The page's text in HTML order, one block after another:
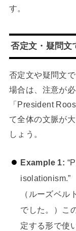
す。
否定文・疑問文
否定文や疑問文
場合は、注意が
「President
て全体の文脈が
しょう。
Example 1:
isolationism.”
（ルーズベル
でした。）こ
定する形で使